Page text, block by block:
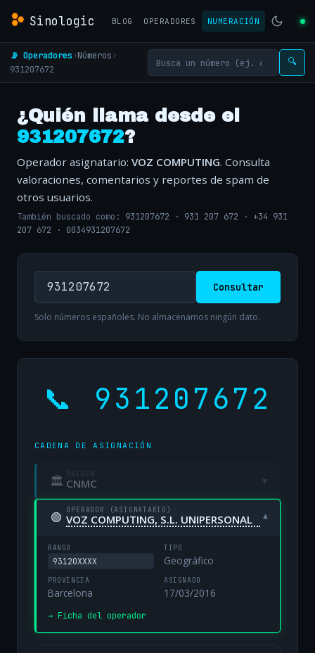
Sinologic BLOG OPERADORES NUMERACIÓN
📡 Operadores›Números›
931207672
🔍
¿Quién llama desde el
931207672?
Operador asignatario: VOZ COMPUTING. Consulta
valoraciones, comentarios y reportes de spam de
otros usuarios.
También buscado como: 931207672 · 931 207 672 · +34 931
207 672 · 0034931207672
Consultar
Solo números españoles. No almacenamos ningún dato.
📞 931207672
CADENA DE ASIGNACIÓN
🏛 ORIGEN
CNMC ▾
🟢 OPERADOR (ASIGNATARIO)
VOZ COMPUTING, S.L. UNIPERSONAL ▾
RANGO
93120XXXX
TIPO
Geográfico
PROVINCIA
Barcelona
ASIGNADO
17/03/2016
→ Ficha del operador